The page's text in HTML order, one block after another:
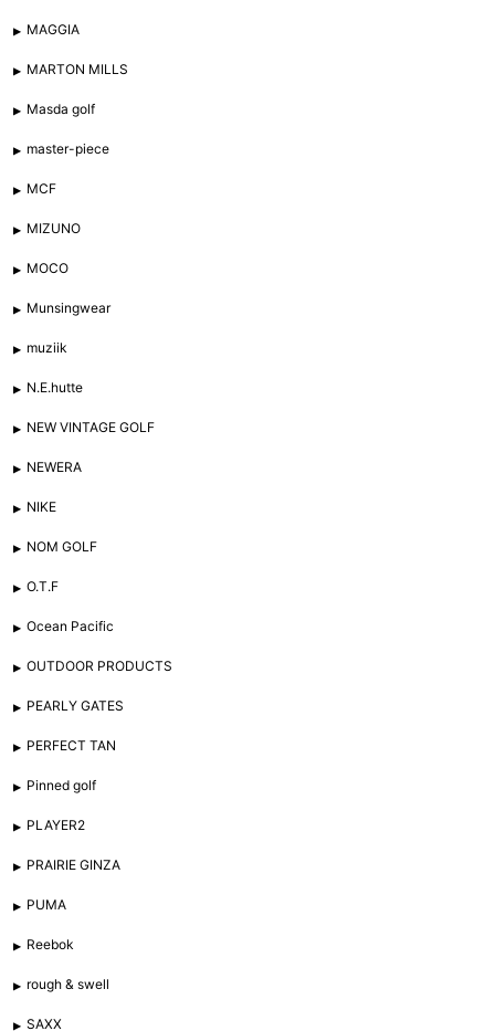
MAGGIA
MARTON MILLS
Masda golf
master-piece
MCF
MIZUNO
MOCO
Munsingwear
muziik
N.E.hutte
NEW VINTAGE GOLF
NEWERA
NIKE
NOM GOLF
O.T.F
Ocean Pacific
OUTDOOR PRODUCTS
PEARLY GATES
PERFECT TAN
Pinned golf
PLAYER2
PRAIRIE GINZA
PUMA
Reebok
rough & swell
SAXX